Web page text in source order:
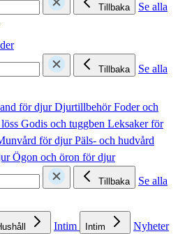
Tillbaka
Se alla
Tillbaka
Se alla
för djurDjurtillbehörFoder och
Godis och tuggben Leksaker för
för djurPäls- och hudvård
Ögon och öron för djur
Tillbaka
Se alla
Intim Intim
Nyheter